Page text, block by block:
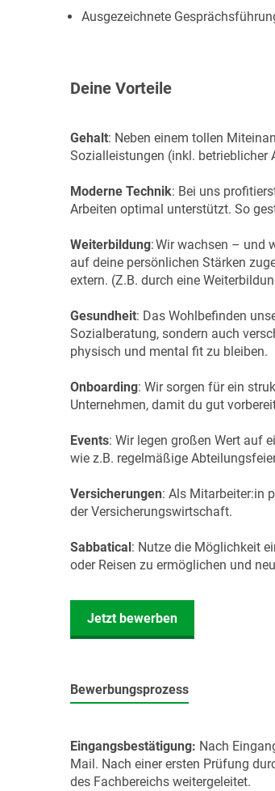
Ausgezeichnete
Deine Vorteile
Gehalt: Neben einem tollen
Sozialleistungen (inkl. betrieblicher
Moderne Technik: Bei uns
Arbeiten optimal unterstützt. So
Weiterbildung: Wir wachsen – und
auf deine persönlichen Stärken
extern. (Z.B. durch eine
Gesundheit: Das Wohlbefinden
Sozialberatung, sondern auch
physisch und mental fit zu bleiben.
Onboarding: Wir sorgen für ein
Unternehmen, damit du gut
Events: Wir legen großen Wert auf
wie z.B. regelmäßige
Versicherungen: Als Mitarbeiter:in
der Versicherungswirtschaft.
Sabbatical: Nutze die Möglichkeit
oder Reisen zu ermöglichen und
Jetzt bewerben
Bewerbungsprozess
Eingangsbestätigung: Nach
Mail. Nach einer ersten Prüfung
des Fachbereichs weitergeleitet.